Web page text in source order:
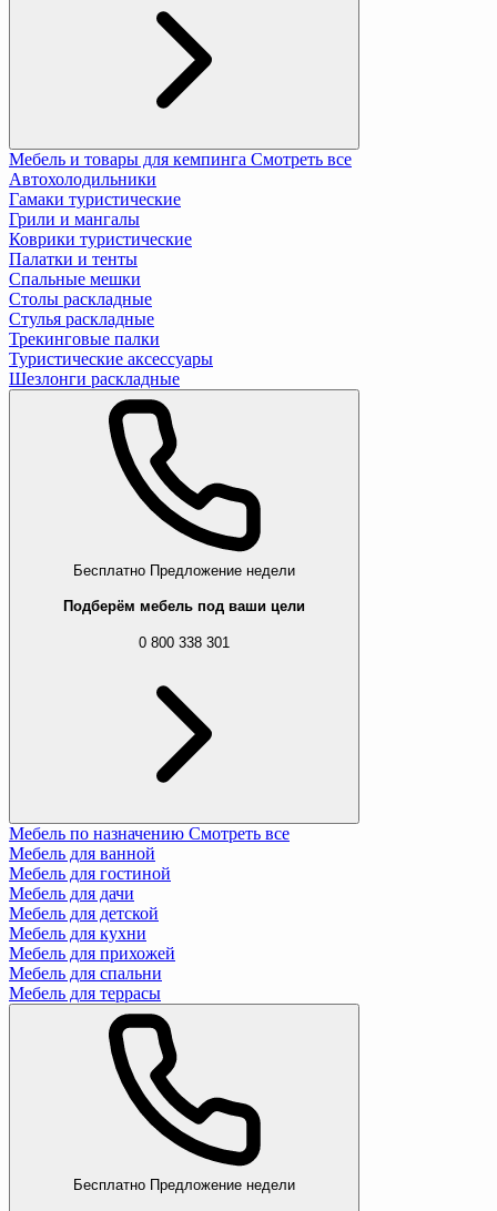
Мебель и товары для кемпинга Смотреть все
Автохолодильники
Гамаки туристические
Грили и мангалы
Коврики туристические
Палатки и тенты
Спальные мешки
Столы раскладные
Стулья раскладные
Трекинговые палки
Туристические аксессуары
Шезлонги раскладные
Бесплатно Предложение недели
Подберём мебель под ваши цели
0 800 338 301
Мебель по назначению Смотреть все
Мебель для ванной
Мебель для гостиной
Мебель для дачи
Мебель для детской
Мебель для кухни
Мебель для прихожей
Мебель для спальни
Мебель для террасы
Бесплатно Предложение недели